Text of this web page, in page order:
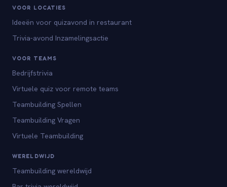
VOOR LOCATIES
Ideeën voor quizavond in restaurant
Trivia-avond Inzamelingsactie
VOOR TEAMS
Bedrijfstrivia
Virtuele quiz voor remote teams
Teambuilding Spellen
Teambuilding Vragen
Virtuele Teambuilding
WERELDWIJD
Teambuilding wereldwijd